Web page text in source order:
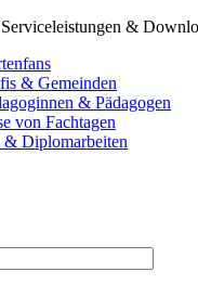
&
& Gemeinden
& Pädagogen
von Fachtagen
& Diplomarbeiten